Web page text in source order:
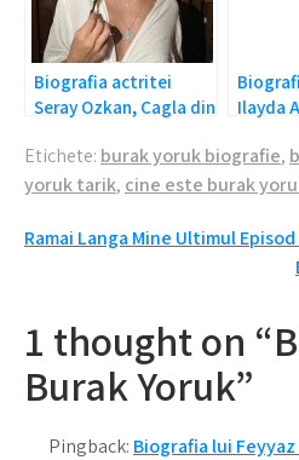
Biografia actritei
Seray Ozkan, Cagla din
Ilayda
Etichete: burak yoruk biografie,
yoruk tarik, cine este burak
Navigare
articole
Ramai Langa Mine Ultimul
1 thought on
Burak Yoruk”
Pingback: Biografia lui